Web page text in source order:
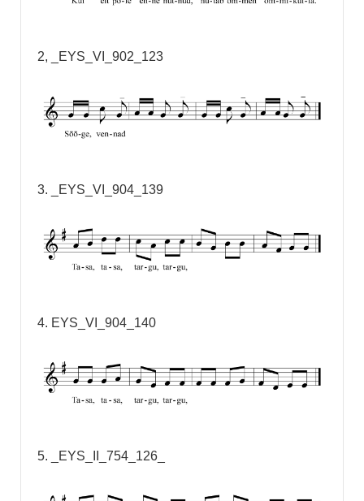
2, _EYS_VI_902_123
3. _EYS_VI_904_139
4. EYS_VI_904_140
5. _EYS_II_754_126_